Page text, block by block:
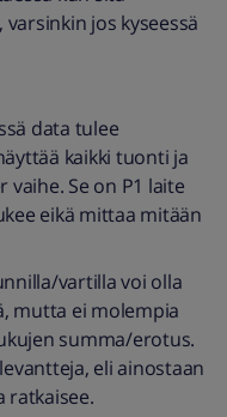
jos kyseessä
data tulee
kaikki tuonti ja
vaihe. Se on P1 laite
eikä mittaa mitään
vartilla voi olla
mutta ei molempia
summa/erotus.
eli ainostaan
ratkaisee.